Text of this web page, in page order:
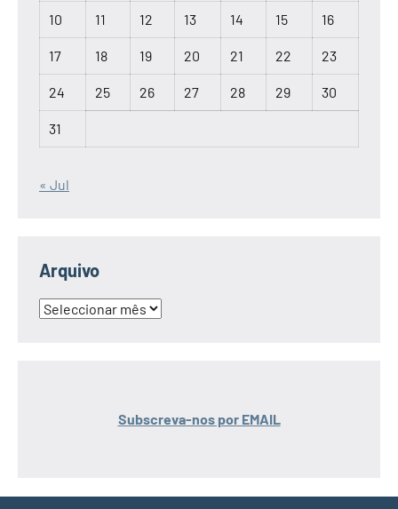
10 11 12 13 14 15 16
17 18 19 20 21 22 23
24 25 26 27 28 29 30
31
« Jul
Arquivo
Arquivo
Subscreva-nos por EMAIL